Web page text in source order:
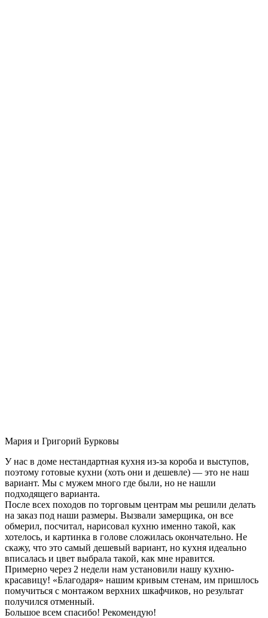
Мария и Григорий Бурковы
У нас в доме нестандартная кухня из-за короба и выступов,
поэтому готовые кухни (хоть они и дешевле) — это не наш
вариант. Мы с мужем много где были, но не нашли
подходящего варианта.
После всех походов по торговым центрам мы решили делать
на заказ под наши размеры. Вызвали замерщика, он все
обмерил, посчитал, нарисовал кухню именно такой, как
хотелось, и картинка в голове сложилась окончательно. Не
скажу, что это самый дешевый вариант, но кухня идеально
вписалась и цвет выбрала такой, как мне нравится.
Примерно через 2 недели нам установили нашу кухню-
красавицу! «Благодаря» нашим кривым стенам, им пришлось
помучиться с монтажом верхних шкафчиков, но результат
получился отменный.
Большое всем спасибо! Рекомендую!